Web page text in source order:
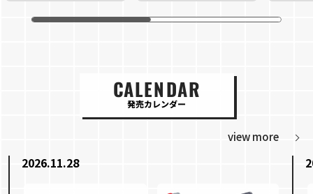
CALENDAR
発売カレンダー
view more
2026.11.28